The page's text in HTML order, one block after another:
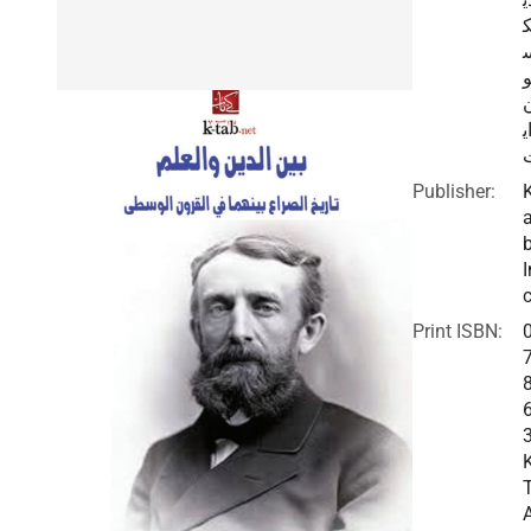
و
Publisher:
Print ISBN: